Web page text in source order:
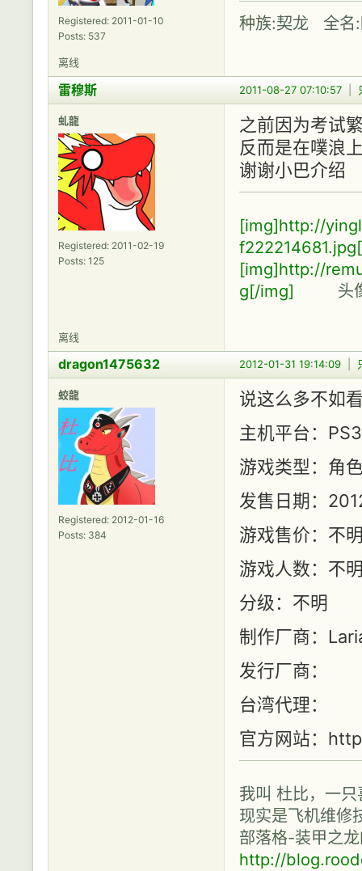
Registered: 2011-01-10
Posts: 537
种族:契龙 全名
离线
2011-08-27 07:10:57
雷穆斯
虬龍
Registered: 2011-02-19
Posts: 125
之前因为考试
反而是在噗浪
谢谢小巴介绍
[img]http://
[img]http://
g[/img] 头像
离线
2012-01-31 19:14:09
dragon1475632
蛟龍
Registered: 2012-01-16
Posts: 384
说这么多不如
主机平台：
游戏类型：角
发售日期：
游戏售价：不
游戏人数：不
分级：不明
制作厂商：
发行厂商：
台湾代理：
官方网站：
我叫 杜比，一
现实是飞机维修
部落格-装甲之
http://